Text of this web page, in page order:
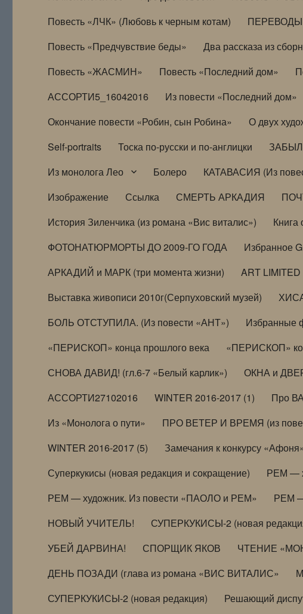
Повесть «ЛЧК» (Любовь к черным котам)
ПЕРЕВОДЫ
Повесть «Предчувствие беды»
Два рассказа из
Повесть «ЖАСМИН»
Повесть «Последний дом»
АССОРТИ5_16042016
Из повести «Последний дом»
Окончание повести «Робин, сын Робина»
О двух
Self-portraits
Тоска по-русски и по-англицки
Из монолога Лео
Болеро КАТАВАСИЯ (Из
Изображение
Ссылка СМЕРТЬ АРКАДИЯ
История Зиленчика (из романа «Вис виталис»)
Книга
ФОТОНАТЮРМОРТЫ ДО 2009-ГО ГОДА
Избранное
АРКАДИЙ и МАРК (три момента жизни)
ART LIMITED
Выставка живописи 2010г(Серпуховский музей)
БОЛЬ ОТСТУПИЛА. (Из повести «АНТ»)
Избранные
«ПЕРИСКОП» конца прошлого века
«ПЕРИСКОП»
СНОВА ДАВИД! (гл.6-7 «Белый карлик»)
ОКНА и
АССОРТИ27102016
WINTER 2016-2017 (1) Про
Из «Монолога о пути»
ПРО ВЕТЕР И ВРЕМЯ (из
WINTER 2016-2017 (5)
Замечания к конкурсу
Суперкукисы (новая редакция и сокращение)
РЕМ —
РЕМ — художник. Из повести «ПАОЛО и РЕМ»
РЕМ
НОВЫЙ УЧИТЕЛЬ!
СУПЕРКУКИСЫ-2 (новая
УБЕЙ ДАРВИНА!
СПОРЩИК ЯКОВ ЧТЕНИЕ
ДЕНЬ ПОЗАДИ (глава из романа «ВИС ВИТАЛИС»
СУПЕРКУКИСЫ-2 (новая редакция)
Решающий